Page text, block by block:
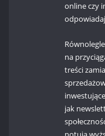
online czy
na
treści
jak